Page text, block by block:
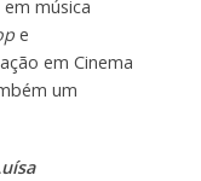
música
e
em Cinema
um